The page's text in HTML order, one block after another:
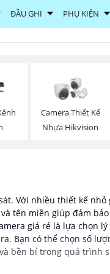
ĐẦU GHI PHỤ KIỆN
Camera Thiết Kế
Nhựa Hikvision
Với nhiều thiết kế
tên miền giúp đảm
giá rẻ là lựa chọn
Bạn có thể chọn số
bền bỉ trong quá trình